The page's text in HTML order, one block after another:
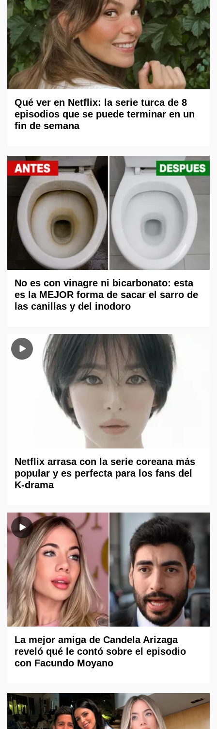
Qué ver en Netflix: la serie turca de 8
episodios que se puede terminar en un
fin de semana
No es con vinagre ni bicarbonato: esta
es la MEJOR forma de sacar el sarro de
las canillas y del inodoro
Netflix arrasa con la serie coreana más
popular y es perfecta para los fans del
K-drama
La mejor amiga de Candela Arizaga
reveló qué le contó sobre el episodio
con Facundo Moyano